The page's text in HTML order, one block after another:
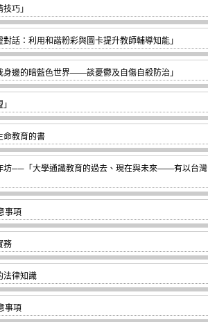
巧」
話：利用和諧粉彩與圖卡提升教師輔導知能」
邊的暗藍色世界——談憂鬱及自傷自殺防治」
命教育的書
坊──「大學通識教育的過去、現在與未來——有以台灣
事項
務
法律知識
事項